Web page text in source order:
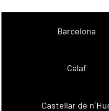
Barcelona
Calaf
Castellar de